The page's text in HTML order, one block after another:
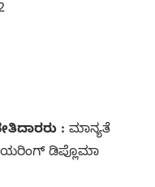
: ಮಾನ್ಯತೆ
ಡಿಪ್ಲೊಮಾ